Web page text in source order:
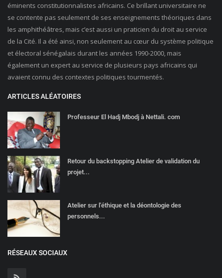
éminents constitutionnalistes africains. Ce brillant universitaire ne
se contente pas seulement de ses enseignements théoriques dans
les amphithéâtres, mais c’est aussi un praticien du droit au service
de la Cité. Il a été ainsi, non seulement au cœur du système politique
et électoral sénégalais durant les années 1990-2000, mais
également un expert au service de plusieurs pays africains qui
avaient connu des contextes politiques tourmentés.
ARTICLES ALÉATOIRES
Professeur El Hadj Mbodj à Nettali. com
Retour du backstopping Atelier de validation du
projet...
Atelier sur l'éthique et la déontologie des
personnels...
RÉSEAUX SOCIAUX